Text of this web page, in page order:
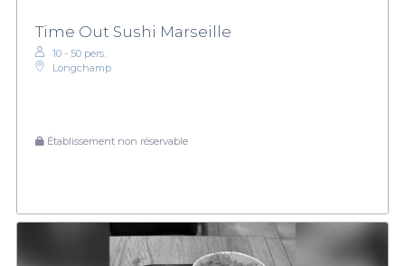
Time Out Sushi Marseille
10 - 50 pers.
Longchamp
Établissement non réservable